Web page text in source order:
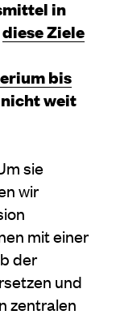
in
diese Ziele
bis
nicht weit
sie
wir
mit einer
der
und
zentralen